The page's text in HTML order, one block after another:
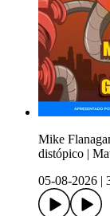
Mike
distópico |
05-08-2026